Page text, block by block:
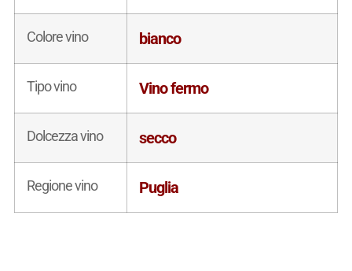
Colore vino bianco
Tipo vino Vino fermo
Dolcezza vino secco
Regione vino Puglia